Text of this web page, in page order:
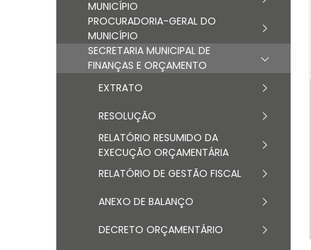
MUNICÍPIO
PROCURADORIA-GERAL DO
MUNICÍPIO
SECRETARIA MUNICIPAL DE
FINANÇAS E ORÇAMENTO
EXTRATO
RESOLUÇÃO
RELATÓRIO RESUMIDO DA
EXECUÇÃO ORÇAMENTÁRIA
RELATÓRIO DE GESTÃO FISCAL
ANEXO DE BALANÇO
DECRETO ORÇAMENTÁRIO